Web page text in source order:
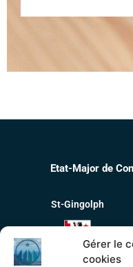
Gérer le
cookies
Etat-Major de
St-Gingolph